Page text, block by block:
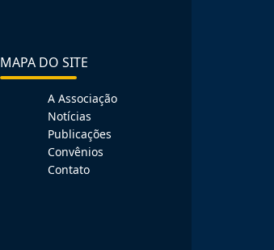
MAPA DO SITE
A Associação
Notícias
Publicações
Convênios
Contato